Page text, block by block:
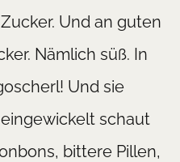
Und an guten
Nämlich süß. In
Und sie
schaut
bittere Pillen,